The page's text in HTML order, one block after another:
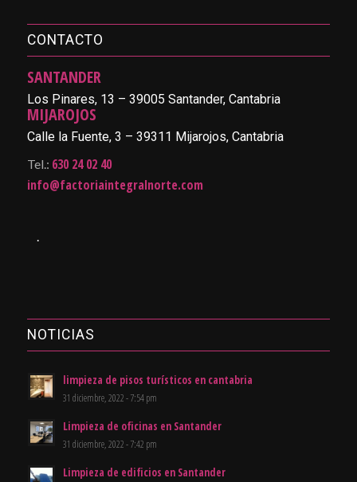
CONTACTO
SANTANDER
Los Pinares, 13 – 39005 Santander, Cantabria
MIJAROJOS
Calle la Fuente, 3 – 39311 Mijarojos, Cantabria
Tel.: 630 24 02 40
info@factoriaintegralnorte.com
.
NOTICIAS
limpieza de pisos turísticos en cantabria
31 diciembre, 2022 - 7:54 pm
Limpieza de oficinas en Santander
31 diciembre, 2022 - 7:42 pm
Limpieza de edificios en Santander